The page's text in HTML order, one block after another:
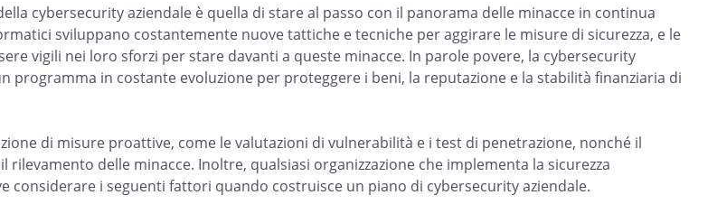
cybersecurity aziendale è quella di stare al passo con il panorama delle minacce in continua
sviluppano costantemente nuove tattiche e tecniche per aggirare le misure di sicurezza, e le
vigili nei loro sforzi per stare davanti a queste minacce. In parole povere, la cybersecurity
programma in costante evoluzione per proteggere i beni, la reputazione e la stabilità finanziaria di
di misure proattive, come le valutazioni di vulnerabilità e i test di penetrazione, nonché il
delle minacce. Inoltre, qualsiasi organizzazione che implementa la sicurezza
considerare i seguenti fattori quando costruisce un piano di cybersecurity aziendale.